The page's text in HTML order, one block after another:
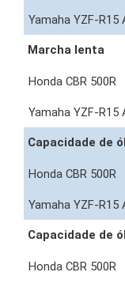
Marcha lenta
Capacidade de
Capacidade de